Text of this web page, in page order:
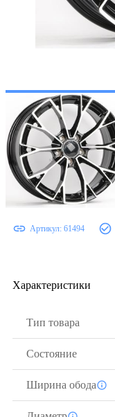
Артикул: 61494
Характеристики
Тип товара
Состояние
Ширина обода